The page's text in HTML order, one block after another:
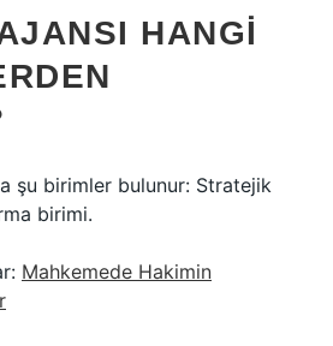
HANGI
şu birimler bulunur: Stratejik
birimi.
Mahkemede Hakimin